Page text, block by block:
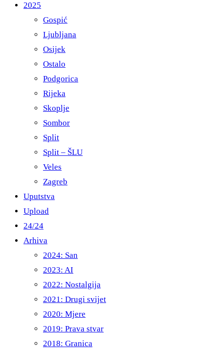
2025
Gospić
Ljubljana
Osijek
Ostalo
Podgorica
Rijeka
Skoplje
Sombor
Split
Split – ŠLU
Veles
Zagreb
Uputstva
Upload
24/24
Arhiva
2024: San
2023: AI
2022: Nostalgija
2021: Drugi svijet
2020: Mjere
2019: Prava stvar
2018: Granica